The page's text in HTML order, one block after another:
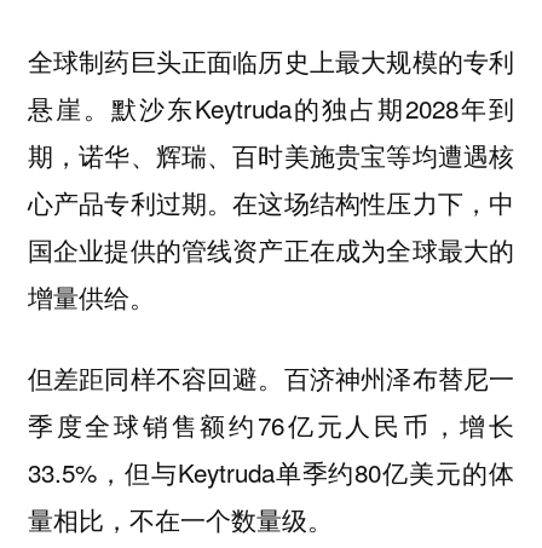
全球制药巨头正面临历史上最大规模的专利
悬崖。默沙东Keytruda的独占期2028年到
期，诺华、辉瑞、百时美施贵宝等均遭遇核
心产品专利过期。在这场结构性压力下，中
国企业提供的管线资产正在成为全球最大的
增量供给。
但差距同样不容回避。百济神州泽布替尼一
季度全球销售额约76亿元人民币，增长
33.5%，但与Keytruda单季约80亿美元的体
量相比，不在一个数量级。